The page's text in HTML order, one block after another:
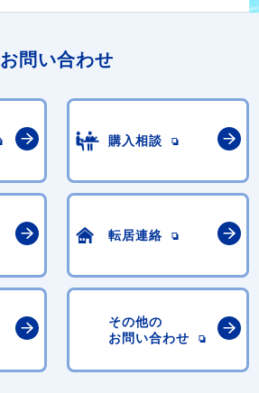
お問い合わせ
購入相談
転居連絡
その他の
お問い合わせ